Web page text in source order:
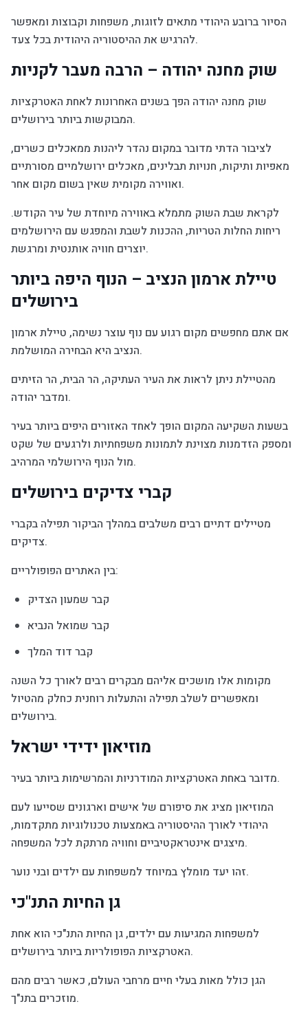
הסיור ברובע היהודי מתאים לזוגות, משפחות וקבוצות ומאפשר
להרגיש את ההיסטוריה היהודית בכל צעד.
שוק מחנה יהודה – הרבה מעבר לקניות
שוק מחנה יהודה הפך בשנים האחרונות לאחת האטרקציות
המבוקשות ביותר בירושלים.
לציבור הדתי מדובר במקום נהדר ליהנות ממאכלים כשרים,
מאפיות ותיקות, חנויות תבלינים, מאכלים ירושלמיים מסורתיים
ואווירה מקומית שאין בשום מקום אחר.
לקראת שבת השוק מתמלא באווירה מיוחדת של עיר הקודש.
ריחות החלות הטריות, ההכנות לשבת והמפגש עם הירושלמים
יוצרים חוויה אותנטית ומרגשת.
טיילת ארמון הנציב – הנוף היפה ביותר
בירושלים
אם אתם מחפשים מקום רגוע עם נוף עוצר נשימה, טיילת ארמון
הנציב היא הבחירה המושלמת.
מהטיילת ניתן לראות את העיר העתיקה, הר הבית, הר הזיתים
ומדבר יהודה.
בשעות השקיעה המקום הופך לאחד האזורים היפים ביותר בעיר
ומספק הזדמנות מצוינת לתמונות משפחתיות ולרגעים של שקט
מול הנוף הירושלמי המרהיב.
קברי צדיקים בירושלים
מטיילים דתיים רבים משלבים במהלך הביקור תפילה בקברי
צדיקים.
בין האתרים הפופולריים:
קבר שמעון הצדיק
קבר שמואל הנביא
קבר דוד המלך
מקומות אלו מושכים אליהם מבקרים רבים לאורך כל השנה
ומאפשרים לשלב תפילה והתעלות רוחנית כחלק מהטיול
בירושלים.
מוזיאון ידידי ישראל
מדובר באחת האטרקציות המודרניות והמרשימות ביותר בעיר.
המוזיאון מציג את סיפורם של אישים וארגונים שסייעו לעם
היהודי לאורך ההיסטוריה באמצעות טכנולוגיות מתקדמות,
מיצגים אינטראקטיביים וחוויה מרתקת לכל המשפחה.
זהו יעד מומלץ במיוחד למשפחות עם ילדים ובני נוער.
גן החיות התנ"כי
למשפחות המגיעות עם ילדים, גן החיות התנ"כי הוא אחת
האטרקציות הפופולריות ביותר בירושלים.
הגן כולל מאות בעלי חיים מרחבי העולם, כאשר רבים מהם
מוזכרים בתנ"ך.